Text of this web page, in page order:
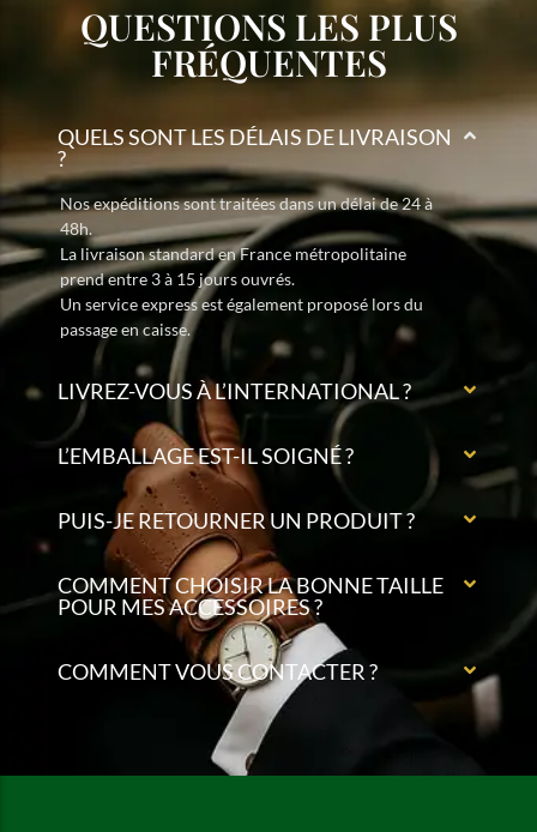
QUESTIONS LES PLUS
FRÉQUENTES
QUELS SONT LES DÉLAIS DE LIVRAISON
?
Nos expéditions sont traitées dans un délai de 24 à
48h.
La livraison standard en France métropolitaine
prend entre 3 à 15 jours ouvrés.
Un service express est également proposé lors du
passage en caisse.
LIVREZ-VOUS À L’INTERNATIONAL ?
L’EMBALLAGE EST-IL SOIGNÉ ?
PUIS-JE RETOURNER UN PRODUIT ?
COMMENT CHOISIR LA BONNE TAILLE
POUR MES ACCESSOIRES ?
COMMENT VOUS CONTACTER ?